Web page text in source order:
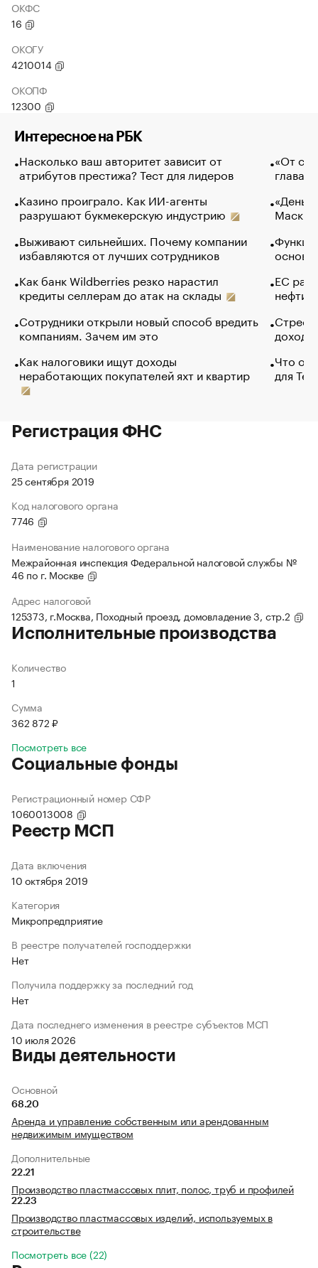
ОКФС
16
ОКОГУ
4210014
ОКОПФ
12300
Интересное на РБК
Насколько ваш авторитет зависит от
атрибутов престижа? Тест для лидеров
Казино проиграло. Как ИИ-агенты
разрушают букмекерскую индустрию
Выживают сильнейших. Почему компании
избавляются от лучших сотрудников
Как банк Wildberries резко нарастил
кредиты селлерам до атак на склады
Сотрудники открыли новый способ вредить
компаниям. Зачем им это
Как налоговики ищут доходы
неработающих покупателей яхт и квартир
«От
глава
Маск в
основ
ЕС
нефти
Что
для
Регистрация ФНС
Дата регистрации
25 сентября 2019
Код налогового органа
7746
Наименование налогового органа
Межрайонная инспекция Федеральной налоговой службы №
46 по г. Москве
Адрес налоговой
125373, г.Москва, Походный проезд, домовладение 3, стр.2
Исполнительные производства
Количество
1
Сумма
362 872 ₽
Посмотреть все
Социальные фонды
Регистрационный номер СФР
1060013008
Реестр МСП
Дата включения
10 октября 2019
Категория
Микропредприятие
В реестре получателей господдержки
Нет
Получила поддержку за последний год
Нет
Дата последнего изменения в реестре субъектов МСП
10 июля 2026
Виды деятельности
Основной
68.20
Аренда и управление собственным или арендованным
недвижимым имуществом
Дополнительные
22.21
Производство пластмассовых плит, полос, труб и профилей
22.23
Производство пластмассовых изделий, используемых в
строительстве
Посмотреть все (22)